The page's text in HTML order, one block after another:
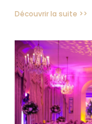
Découvrir la suite >>